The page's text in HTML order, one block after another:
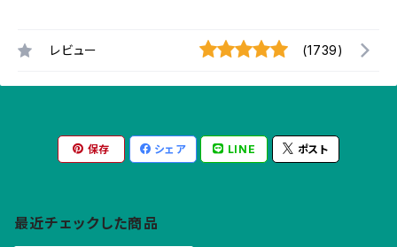
レビュー (1739)
保存 シェア LINE ポスト
最近チェックした商品